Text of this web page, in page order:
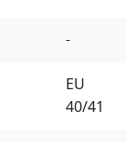
-
EU
40/41